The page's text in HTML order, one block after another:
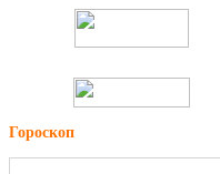
Гороскоп